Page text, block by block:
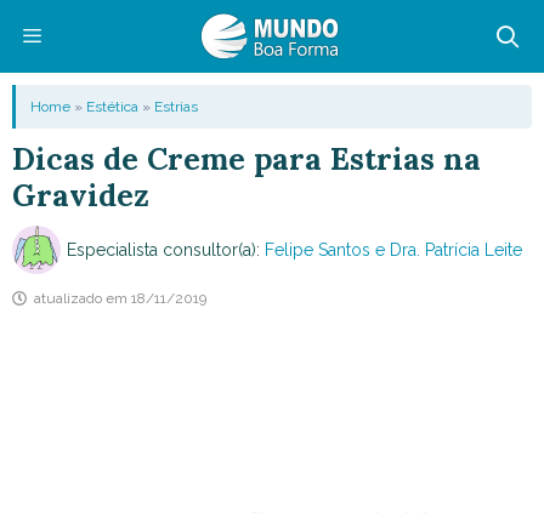
conteúdo
Menu
Home » Estética » Estrias
Dicas de Creme para Estrias na
Gravidez
Especialista consultor(a): Felipe Santos e Dra. Patrícia Leite
atualizado em 18/11/2019